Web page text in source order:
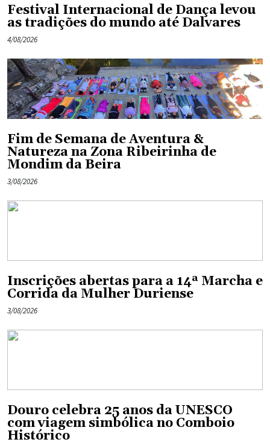
Festival Internacional de Dança levou
as tradições do mundo até Dalvares
4/08/2026
Fim de Semana de Aventura &
Natureza na Zona Ribeirinha de
Mondim da Beira
3/08/2026
Inscrições abertas para a 14ª Marcha e
Corrida da Mulher Duriense
3/08/2026
Douro celebra 25 anos da UNESCO
com viagem simbólica no Comboio
Histórico